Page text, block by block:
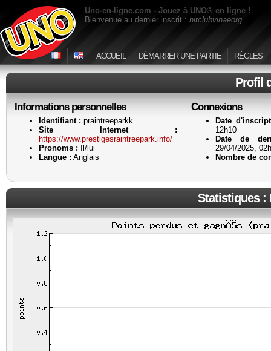
Uno-en-ligne.com - Jouez à UNO® en ligne !
Bienvenue au dernier inscrit : hitclubvinaeorg
ACCUEIL DÉMARRER UNE PARTIE RÈGLES
Profil
Informations personnelles
Identifiant : praintreeparkk
Site Internet :
https://www.prestigesraintreepark.info/
Pronoms : Il/lui
Langue : Anglais
Connexions
Date
12h10
Date de
29/04/2025,
Nombre de
Statistiques :